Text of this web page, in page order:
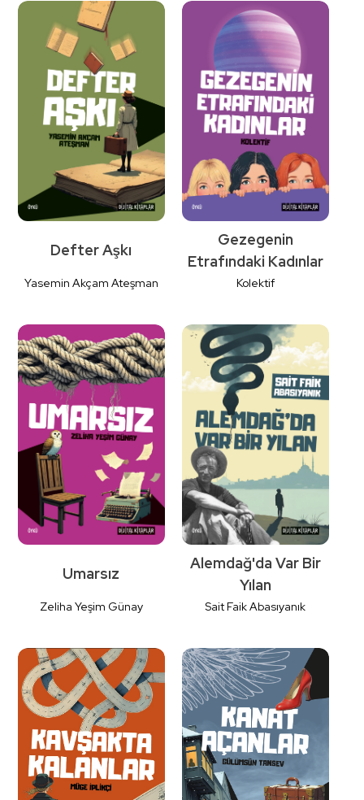
Detaylı
İncele
Detaylı
İncele
Detaylı
İncele
Defter Aşkı
Yasemin Akçam Ateşman
Detaylı
İncele
Gezegenin
Etrafındaki Kadınlar
Kolektif
Detaylı
İncele
Umarsız
Zeliha Yeşim Günay
Detaylı
İncele
Alemdağ'da Var Bir
Yılan
Sait Faik Abasıyanık